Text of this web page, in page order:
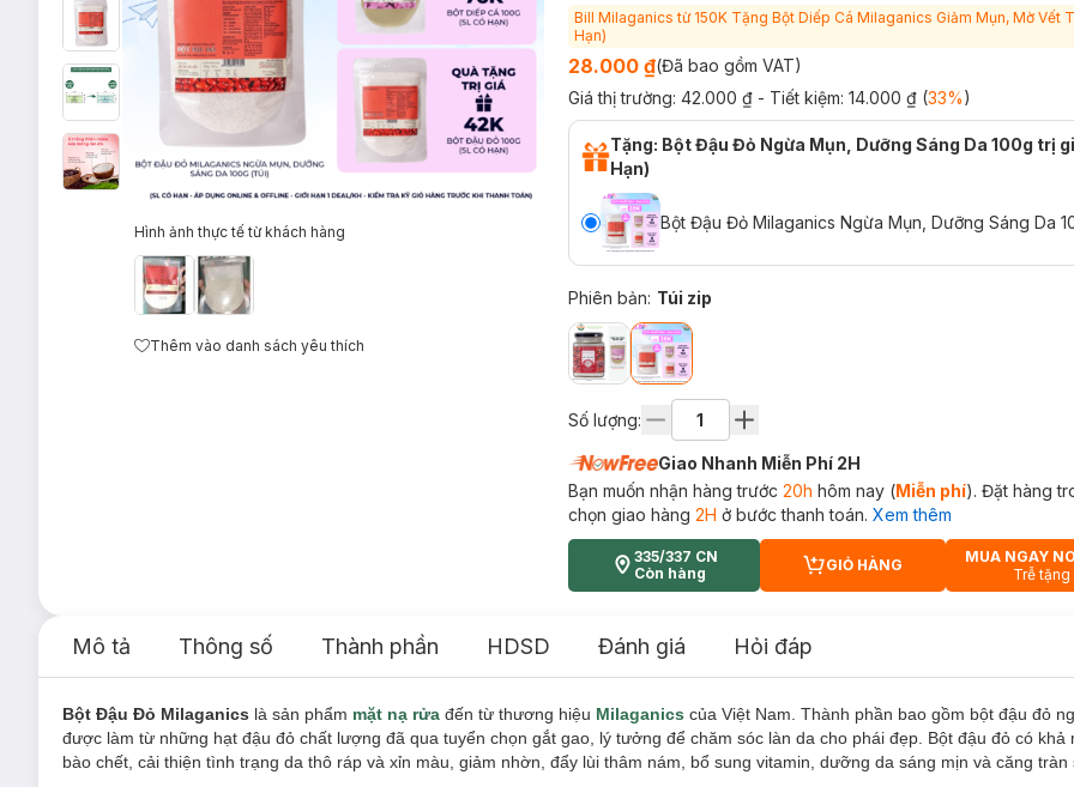
Hình ảnh thực tế từ khách hàng
Thêm vào danh sách yêu thích
Bill Milaganics từ 150K Tặng Bột Diếp Cá Milaganics Giảm Mụn, Mờ Vết
Hạn)
28.000 ₫(Đã bao gồm VAT)
Giá thị trường: 42.000 ₫ - Tiết kiệm: 14.000 ₫(33%)
Tặng: Bột Đậu Đỏ Ngừa Mụn, Dưỡng Sáng Da 100g trị
Hạn)
Bột Đậu Đỏ Milaganics Ngừa Mụn, Dưỡng Sáng Da
Phiên bản: Túi zip
Số lượng:
Giao Nhanh Miễn Phí 2H
Bạn muốn nhận hàng trước 20h hôm nay (Miễn phí). Đặt hàng
chọn giao hàng 2H ở bước thanh toán. Xem thêm
335/337 CN
Còn hàng
CART PLUS ICON
GIỎ HÀNG
MUA NGAY
Trễ tặng
Mô tả Thông số Thành phần HDSD Đánh giá Hỏi đáp
Bột Đậu Đỏ Milaganics là sản phẩm mặt nạ rửa đến từ thương hiệu Milaganics của Việt Nam. Thành phần bao gồm bột đậu đỏ
được làm từ những hạt đậu đỏ chất lượng đã qua tuyển chọn gắt gao, lý tưởng để chăm sóc làn da cho phái đẹp. Bột đậu đỏ có khả
bào chết, cải thiện tình trạng da thô ráp và xỉn màu, giảm nhờn, đẩy lùi thâm nám, bổ sung vitamin, dưỡng da sáng mịn và căng tràn